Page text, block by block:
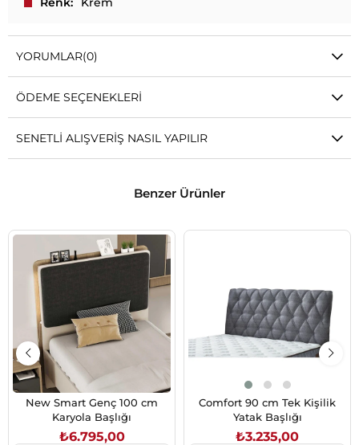
YORUMLAR(0)
ÖDEME SEÇENEKLERI
SENETLI ALIŞVERIŞ NASIL YAPILIR
Benzer Ürünler
New Smart Genç 100 cm
Karyola Başlığı
₺6.795,00
Comfort 90 cm Tek Kişilik
Yatak Başlığı
₺3.235,00